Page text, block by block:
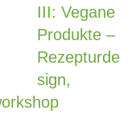
III: Vegane
Produkte –
Rezepturde
sign,